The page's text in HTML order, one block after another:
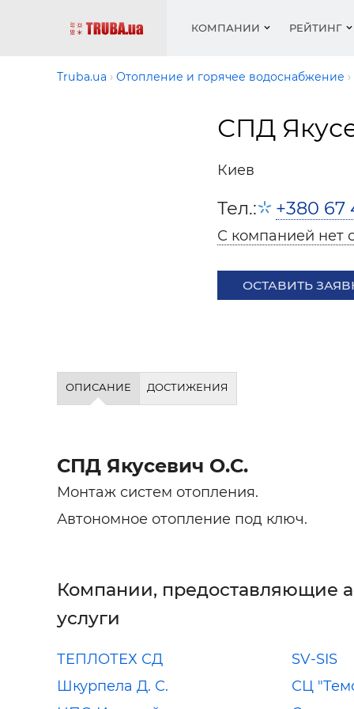
КОМПАНИИ
Котлы
РЕЙТИНГ
Работа
Разное
Холод,
Котлы
Монтаж
Акции
Фото
Truba.ua Отопление и горячее водоснабжение
СПД
Киев
Тел.: +380 67
С компанией нет
ОСТАВИТЬ
ОПИСАНИЕ ДОСТИЖЕНИЯ
СПД Якусевич О.С.
Монтаж систем отопления.
Автономное отопление под ключ.
Компании, предоставляющие
услуги
ТЕПЛОТЕХ СД
SV-SIS
Шкурпела Д. С.
СЦ